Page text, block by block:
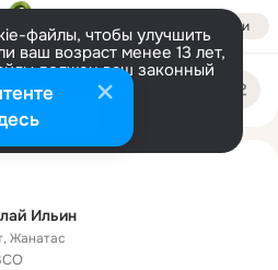
Войти
файлы, чтобы улучшить
ваш возраст менее 13 лет,
должен ваш законный
информации
Настроить
Ильин
,Жанатас